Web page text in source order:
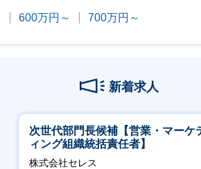
600万円～ 700万円～
新着求人
次世代部門長候補【営業・マーケ
ィング組織統括責任者】
株式会社セレス